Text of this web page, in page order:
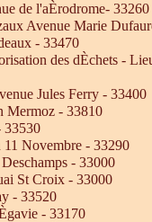
de l'aÈrodrome- 33260
Avenue Marie
- 33470
des dÈchets -
Jules Ferry - 33400
Mermoz - 33810
33530
Novembre - 33290
- 33000
St Croix - 33000
- 33520
- 33170